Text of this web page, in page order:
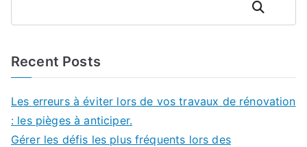
Rechercher
Recent Posts
Les erreurs à éviter lors de vos travaux de rénovation
: les pièges à anticiper.
Gérer les défis les plus fréquents lors des